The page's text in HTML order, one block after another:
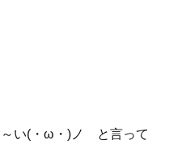
い(・ω・)ノ と言って